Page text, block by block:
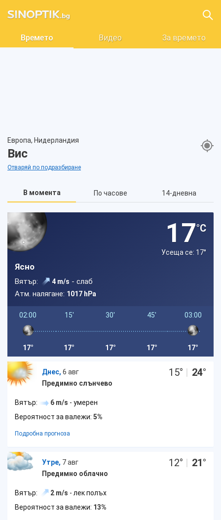
Времето Видео За времето
Европа, Нидерландия
Вис
Отваряй по подразбиране
В момента По часове 14-дневна
17°C
Усеща се: 17°
Ясно
Вятър: 4 m/s - слаб
Атм. налягане: 1017 hPa
02:00
17°
15'
17°
30'
17°
45'
17°
03:00
17°
Днес, 6 авг
Предимно слънчево
15° | 24°
Вятър: 6 m/s - умерен
Вероятност за валежи: 5%
Подробна прогноза
Утре, 7 авг
Предимно облачно
12° | 21°
Вятър: 2 m/s - лек полъх
Вероятност за валежи: 13%